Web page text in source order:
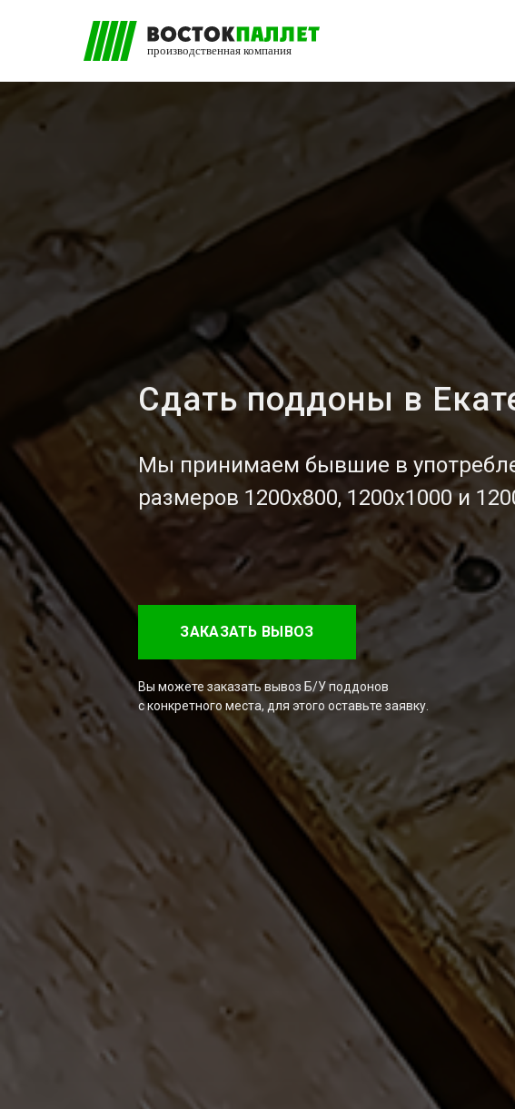
Сдать поддоны в
Мы принимаем бывшие в
размеров 1200x800, 1200x1000 и
ЗАКАЗАТЬ ВЫВОЗ
Вы можете заказать вывоз Б/У поддонов
с конкретного места, для этого оставьте заявку.